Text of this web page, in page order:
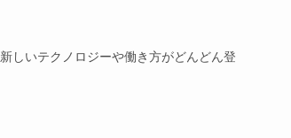
しいテクノロジーや働き方がどんどん登